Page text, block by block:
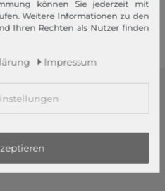
dazu!
können Sie jederzeit mit
Weitere Informationen zu den
Ihren Rechten als Nutzer finden
Impressum